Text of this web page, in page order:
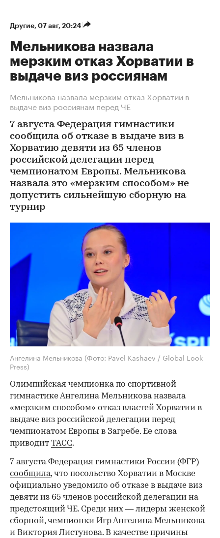
Другие⁠, 07 авг, 20:24
Мельникова назвала
мерзким отказ Хорватии в
выдаче виз россиянам
Мельникова назвала мерзким отказ Хорватии в
выдаче виз россиянам перед ЧЕ
7 августа Федерация гимнастики
сообщила об отказе в выдаче виз в
Хорватию девяти из 65 членов
российской делегации перед
чемпионатом Европы. Мельникова
назвала это «мерзким способом» не
допустить сильнейшую сборную на
турнир
Ангелина Мельникова (Фото: Pavel Kashaev / Global Look
Press)
Олимпийская чемпионка по спортивной
гимнастике Ангелина Мельникова назвала
«мерзким способом» отказ властей Хорватии в
выдаче виз российской делегации перед
чемпионатом Европы в Загребе. Ее слова
приводит ТАСС.
7 августа Федерация гимнастики России (ФГР)
сообщила, что посольство Хорватии в Москве
официально уведомило об отказе в выдаче виз
девяти из 65 членов российской делегации на
предстоящий ЧЕ. Среди них — лидеры женской
сборной, чемпионки Игр Ангелина Мельникова
и Виктория Листунова. В качестве причины